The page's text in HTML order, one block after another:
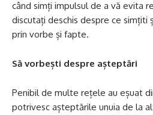
când simți impulsul de a vă evita
discutați deschis despre ce simțiti
prin vorbe și fapte.
Să vorbești despre așteptări
Penibil de multe rețele au eșuat
potrivesc așteptările unuia de la